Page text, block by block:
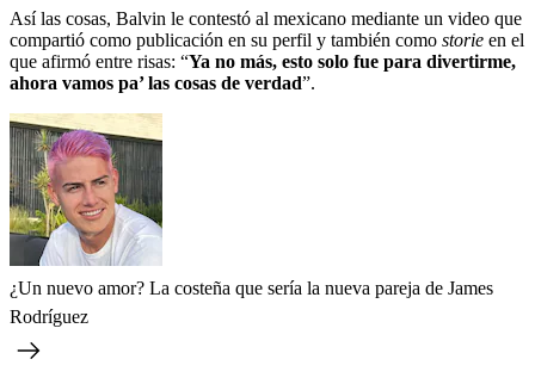
Así las cosas, Balvin le contestó al mexicano mediante un video que
compartió como publicación en su perfil y también como storie en el
que afirmó entre risas: “Ya no más, esto solo fue para divertirme,
ahora vamos pa’ las cosas de verdad”.
¿Un nuevo amor? La costeña que sería la nueva pareja de James
Rodríguez